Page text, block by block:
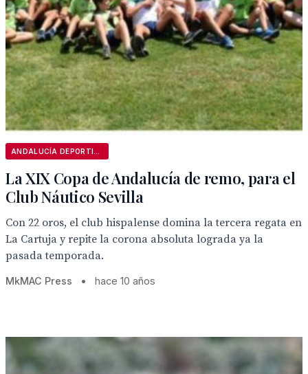
La XIX Copa de Andalucía de remo, para el
Club Náutico Sevilla
Con 22 oros, el club hispalense domina la tercera regata en
La Cartuja y repite la corona absoluta lograda ya la
pasada temporada.
MkMAC Press • hace 10 años